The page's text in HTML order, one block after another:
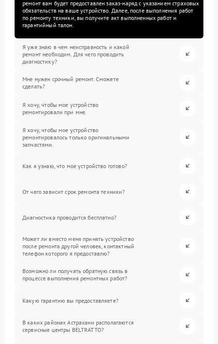
ремонт вам будет предоставлен заказ-наряд с указанием страховых
обязательств на ваше устройство. Далее, после выполнения работ
по ремонту техники, вы получите акт выполненных работ и
гарантийный талон.
Я уже знаю в чем неисправность и какой
ремонт необходим. Для чего проводить
диагностику?
Мне нужен срочный ремонт. Сможете
сделать?
Я хочу, чтобы мое устройство
ремонтировали при мне.
Я хочу, чтобы мое устройство
ремонтировалось только оригинальными
запчастями.
Как я узнаю, что мое устройство готово?
От чего зависит срок ремонта техники?
Диагностика проводится бесплатно?
Может ли вместо меня принять устройство
после ремонта другой человек, контактный
телефон которого я предоставлю?
Возможно ли получать обратную связь в
процессе выполнения ремонтных работ?
Какую гарантию вы предоставляете?
В каких районах Астрахани располагаются
сервисные центры BELTRATTO?